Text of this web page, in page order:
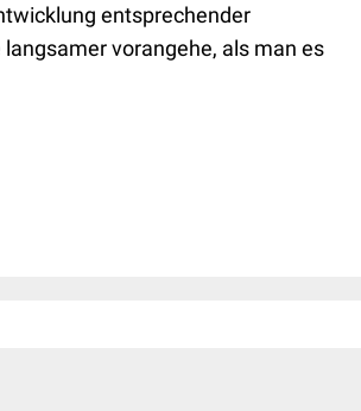
entsprechender
vorangehe, als man es